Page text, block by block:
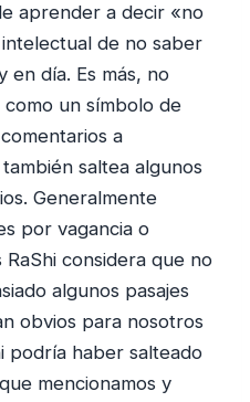
aprender a decir «no
de no saber
en día. Es más, no
un símbolo de
a
saltea algunos
Generalmente
por vagancia o
considera que no
algunos pasajes
obvios para nosotros
podría haber salteado
mencionamos y